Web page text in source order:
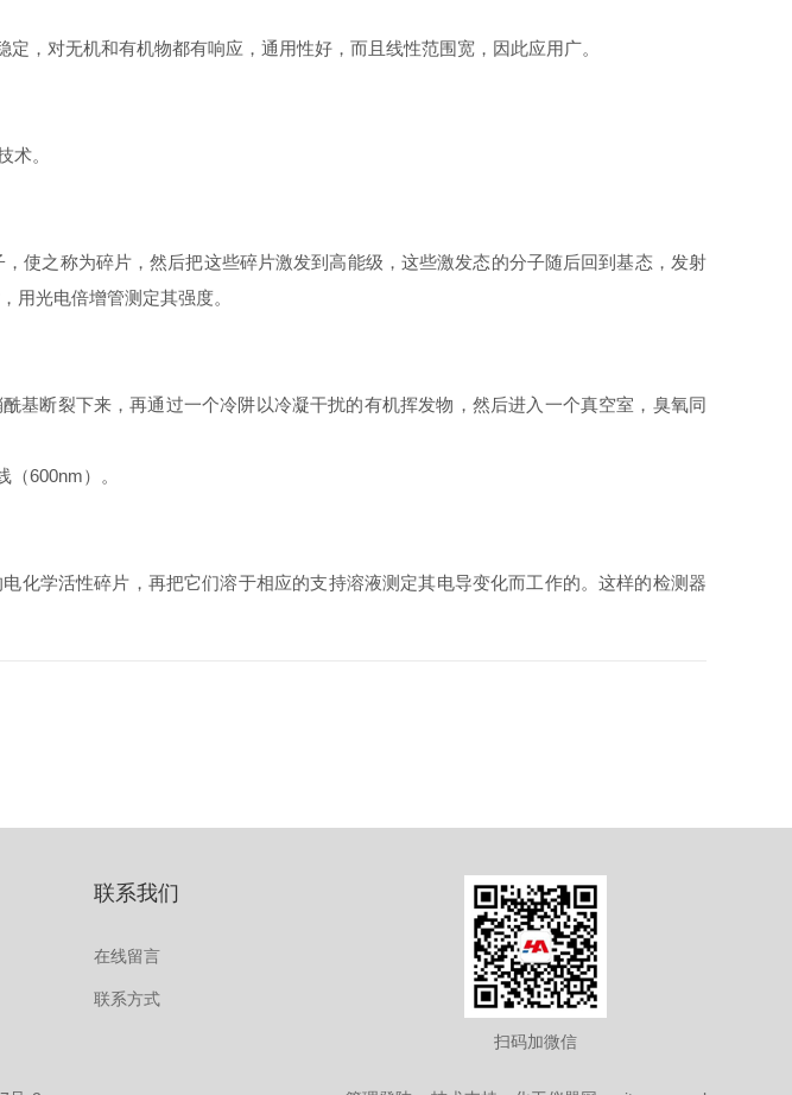
，对无机和有机物都有响应，通用性好，而且线性范围宽，因此应用广。
术。
使之称为碎片，然后把这些碎片激发到高能级，这些激发态的分子随后回到基态，发射
用光电倍增管测定其强度。
断裂下来，再通过一个冷阱以冷凝干扰的有机挥发物，然后进入一个真空室，臭氧同
600nm）。
化学活性碎片，再把它们溶于相应的支持溶液测定其电导变化而工作的。这样的检测器
联系我们
在线留言
联系方式
扫码加微信